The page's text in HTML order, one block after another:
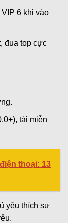
6 khi vào
đua top cực
tải miễn
thoại: 13
yêu thích sự